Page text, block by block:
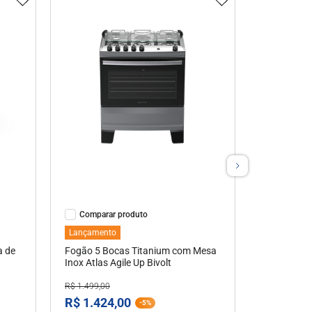
de
Comparar
Lançamento
Fogão 5 Bocas Titanium com Mesa
Inox Atlas Agile Up Bivolt
R$ 1.499,00
R$ 1.424,00 -5%